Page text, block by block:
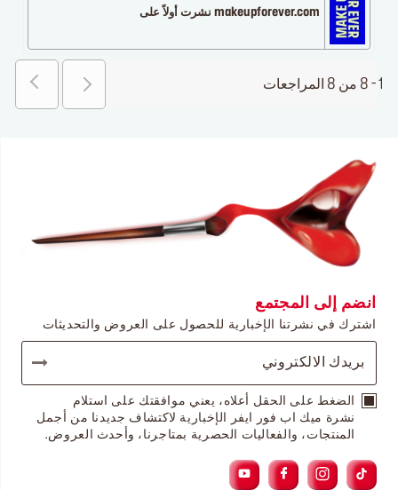
makeupforever.com نشرت أولاً على
1 - 8 من 8 المراجعات
انضم إلى المجتمع
اشترك في نشرتنا الإخبارية للحصول على العروض والتحديثات
الضغط على الحقل أعلاه، يعني موافقتك على استلام
نشرة ميك اب فور ايفر الإخبارية لاكتشاف جديدنا من أجمل
المنتجات، والفعاليات الحصرية بمتاجرنا، وأحدث العروض.